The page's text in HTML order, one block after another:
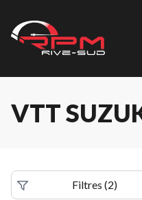
VTT
Filtres (2)